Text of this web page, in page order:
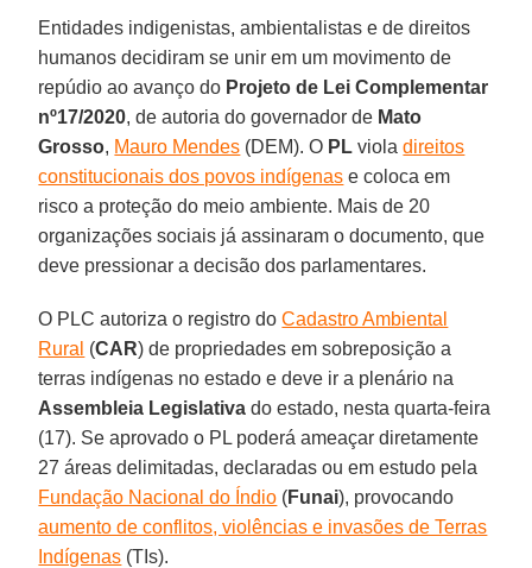
Entidades indigenistas, ambientalistas e de direitos
humanos decidiram se unir em um movimento de
repúdio ao avanço do Projeto de Lei Complementar
nº17/2020, de autoria do governador de Mato
Grosso, Mauro Mendes (DEM). O PL violadireitos
constitucionais dos povos indígenas e coloca em
risco a proteção do meio ambiente. Mais de 20
organizações sociais já assinaram o documento, que
deve pressionar a decisão dos parlamentares.
O PLC autoriza o registro doCadastro Ambiental
Rural (CAR) de propriedades em sobreposição a
terras indígenas no estado e deve ir a plenário na
Assembleia Legislativa do estado, nesta quarta-feira
(17). Se aprovado o PL poderá ameaçar diretamente
27 áreas delimitadas, declaradas ou em estudo pela
Fundação Nacional do Índio (Funai), provocando
aumento de conflitos, violências e invasões de Terras
Indígenas (TIs).